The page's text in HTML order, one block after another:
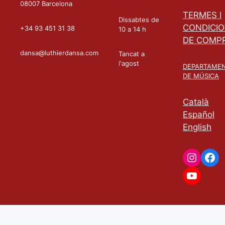
08007 Barcelona
+34 93 451 31 38
dansa@luthierdansa.com
Dissabtes de
10 a 14 h
Tancat a
l'agost
TERMES I
DE
DE MÚSICA
Català
Español
English